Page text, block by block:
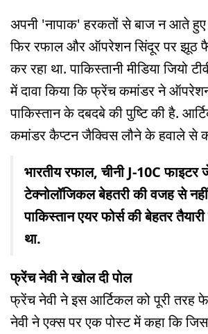
अपनी 'नापाक' हरकतों से बाज न आते हुए
फिर रफाल और ऑपरेशन सिंदूर पर झूठ
कर रहा था. पाकिस्तानी मीडिया जियो
में दावा किया कि फ्रेंच कमांडर ने
पाकिस्तान के दबदबे की पुष्टि की है.
कमांडर कैप्टन जैक्विस लौने के हवाले से
भारतीय रफाल, चीनी J-10C फाइटर
टेक्नोलॉजिकल बेहतरी की वजह से
पाकिस्तान एयर फोर्स की बेहतर
था.
फ्रेंच नेवी ने खोल दी पोल
फ्रेंच नेवी ने इस आर्टिकल को पूरी तरह
नेवी ने एक्स पर एक पोस्ट में कहा कि